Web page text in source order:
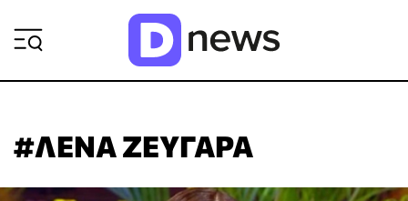
#ΛΕΝΑ ΖΕΥΓΑΡΑ